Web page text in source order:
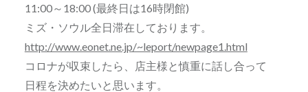
11:00～18:00 (最終日は16時閉館)
ミズ・ソウル全日滞在しております。
http://www.eonet.ne.jp/~leport/newpage1.html
コロナが収束したら、店主様と慎重に話し合って
日程を決めたいと思います。